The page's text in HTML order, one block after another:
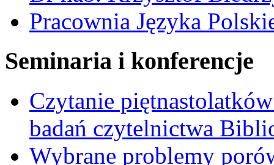
Pracownia Języka
Seminaria i konferencje
Czytanie
badań czytelnictwa
Wybrane problemy